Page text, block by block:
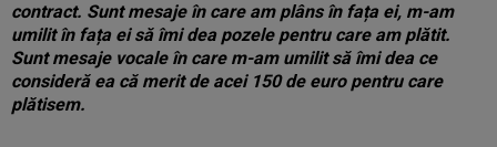
contract. Sunt mesaje în care am plâns în fața ei, m-am
umilit în fața ei să îmi dea pozele pentru care am plătit.
Sunt mesaje vocale în care m-am umilit să îmi dea ce
consideră ea că merit de acei 150 de euro pentru care
plătisem.